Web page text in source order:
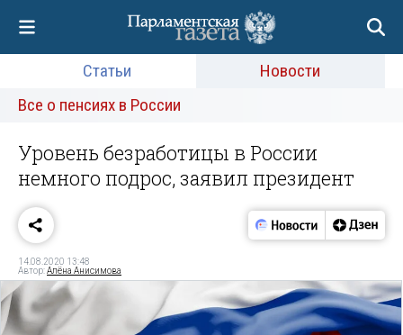
Статьи
Новости
Все о пенсиях в России
Уровень безработицы в России
немного подрос, заявил президент
14.08.2020 13:48
Автор:Алёна Анисимова